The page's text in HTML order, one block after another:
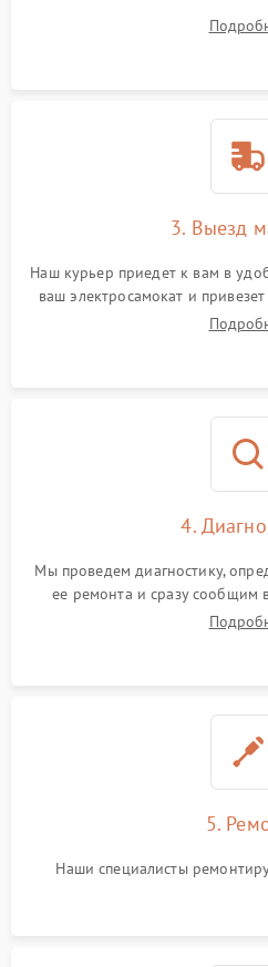
3. Выезд
Наш курьер приедет к вам в
ваш электросамокат и
4.
Мы проведем диагностику,
ее ремонта и сразу сообщим
5.
Наши специалисты